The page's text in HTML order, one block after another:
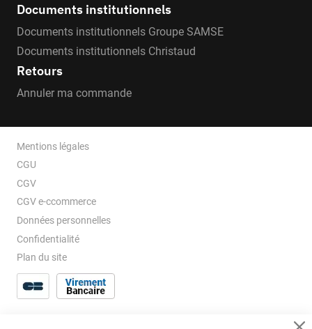
Documents institutionnels
Documents institutionnels Groupe SAMSE
Documents institutionnels Christaud
Retours
Annuler ma commande
Mentions légales
CGU
CGV
CGV e-ccommerce
Données personnelles
Confidentialité
Plan du site